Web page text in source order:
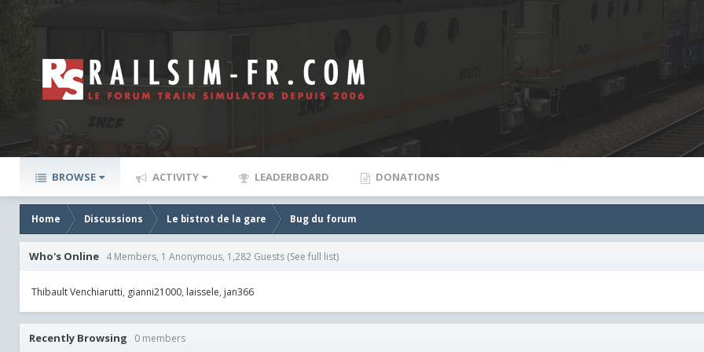
BROWSE ACTIVITY LEADERBOARD DONATIONS
Home Discussions Le bistrot de la gare Bug du forum
Who's Online 4 Members, 1 Anonymous, 1,282 Guests (See full list)
Thibault Venchiarutti gianni21000 laissele jan366
Recently Browsing 0 members